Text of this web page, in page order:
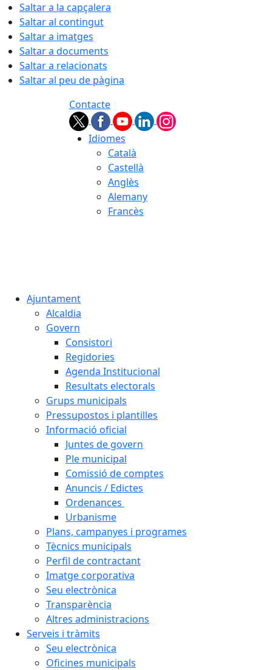
Saltar a la capçalera
Saltar al contingut
Saltar a imatges
Saltar a documents
Saltar a relacionats
Saltar al peu de pàgina
Contacte
Idiomes
Català
Castellà
Anglès
Alemany
Francès
Ajuntament
Alcaldia
Govern
Consistori
Regidories
Agenda Institucional
Resultats electorals
Grups municipals
Pressupostos i plantilles
Informació oficial
Juntes de govern
Ple municipal
Comissió de comptes
Anuncis / Edictes
Ordenances
Urbanisme
Plans, campanyes i programes
Tècnics municipals
Perfil de contractant
Imatge corporativa
Seu electrònica
Transparència
Altres administracions
Serveis i tràmits
Seu electrònica
Oficines municipals